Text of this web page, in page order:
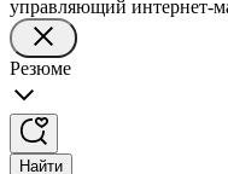
управляющий интернет-
Резюме
Найти